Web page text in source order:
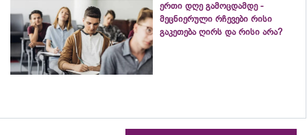
ერთი დღე გამოცდამდე -
მეცნიერული რჩევები რისი
გაკეთება ღირს და რისი არა?